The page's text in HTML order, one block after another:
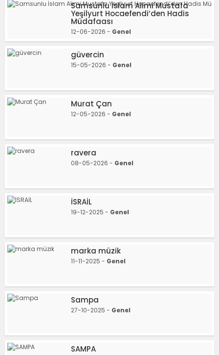
Samsunlu İslam Alimi Mustafa
Yeşilyurt Hocaefendi’den Hadis
Müdafaası
12-06-2026 - Genel
güvercin
15-05-2026 - Genel
Murat Çan
12-05-2026 - Genel
ravera
08-05-2026 - Genel
İSRAİL
19-12-2025 - Genel
marka müzik
11-11-2025 - Genel
Sampa
27-10-2025 - Genel
SAMPA